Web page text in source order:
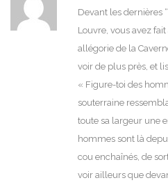
Devant les dernières
Louvre, vous avez
allégorie de la
voir de plus près, et
« Figure-toi des
souterraine
toute sa largeur une
hommes sont là
cou enchaînés, de
voir ailleurs que